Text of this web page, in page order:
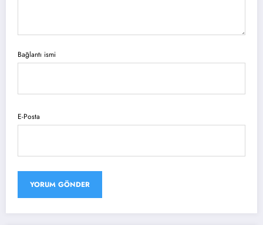
Bağlantı ismi
E-Posta